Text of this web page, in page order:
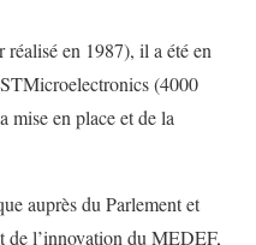
en 1987), il a été en
(4000
mise en place et de la
auprès du Parlement et
de l’innovation du MEDEF,